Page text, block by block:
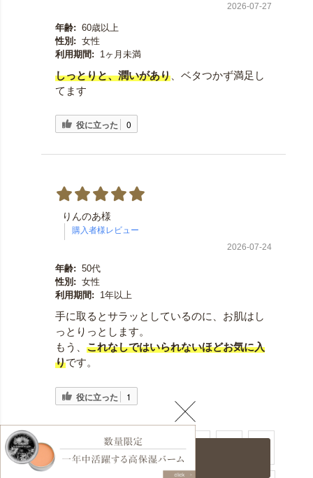
カートに入れる
2026-07-27
年齢: 60歳以上
性別: 女性
利用期間:
1ヶ月未満
しっとりと、潤いがあり、ベタつかず満足し
てます
役に立った 0
りんのあ様
2026-07-24
年齢: 50代
性別: 女性
利用期間:
1年以上
手に取るとサラッとしているのに、お肌はし
っとりっとします。
もう、 これなしではいられないほどお気に入
りです。
役に立った 1
​1 ​2